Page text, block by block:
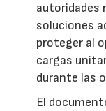
autoridades
soluciones
proteger al
cargas
durante las
El